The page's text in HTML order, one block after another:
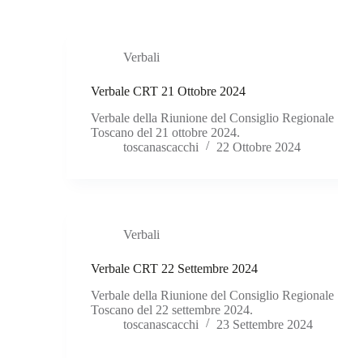
Verbali
Verbale CRT 21 Ottobre 2024
Verbale della Riunione del Consiglio Regionale
Toscano del 21 ottobre 2024.
toscanascacchi
22 Ottobre 2024
Verbali
Verbale CRT 22 Settembre 2024
Verbale della Riunione del Consiglio Regionale
Toscano del 22 settembre 2024.
toscanascacchi
23 Settembre 2024